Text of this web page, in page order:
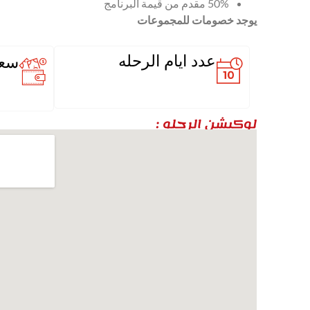
50% مقدم من قيمة البرنامج
يوجد خصومات للمجموعات
عدد ايام الرحله
لوكيشن الرحله :